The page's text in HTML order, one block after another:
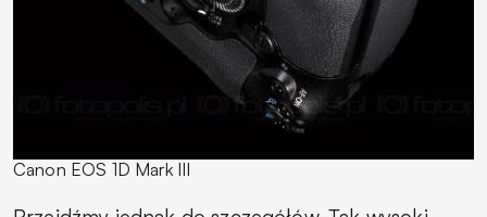
Canon EOS 1D Mark III